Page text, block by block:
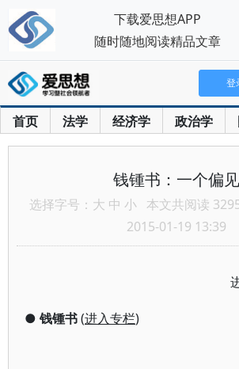
首页 法学 经济学 政治学
登
钱锺书：一个偏见
选择字号： 大 中 小 本文共阅读
2015-01-19 13:39
● 钱锺书(进入专栏)
下载爱思想APP
随时随地阅读精品文章